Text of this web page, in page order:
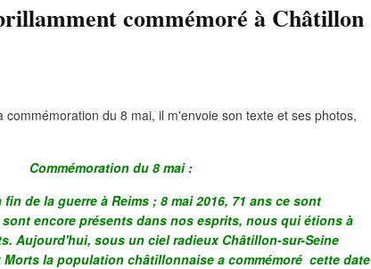
commémoré à Châtillon
commémoration du 8 mai, il m'envoie son texte et ses photos,
Commémoration du 8 mai :
de la guerre à Reims ; 8 mai 2016, 71 ans ce sont
encore présents dans nos esprits, nous qui étions à
Aujourd'hui, sous un ciel radieux Châtillon-sur-Seine
la population châtillonnaise a commémoré cette date